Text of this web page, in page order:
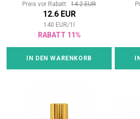
Preis vor Rabatt: 14.2 EUR
12.6 EUR
140 EUR/1
RABATT 11%
IN DEN WARENKORB